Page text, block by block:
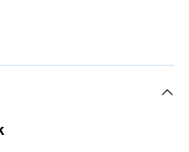
sowie